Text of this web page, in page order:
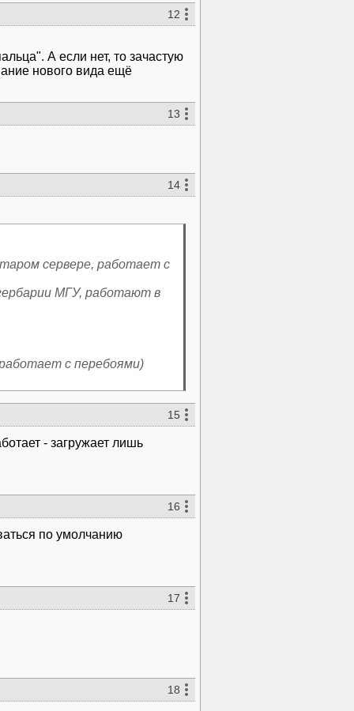
12
А если нет, то зачастую
нового вида ещё
13
14
сервере, работает с
МГУ, работают в
15
- загружает лишь
16
по умолчанию
17
18